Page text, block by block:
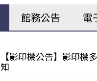
館務公告 電
【影印機公告】影印機
知